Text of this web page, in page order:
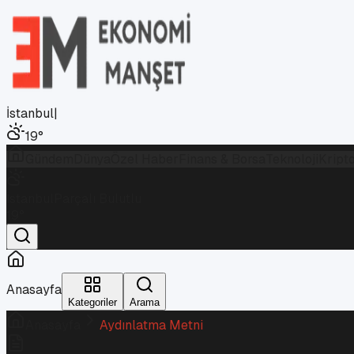
İstanbul|
19°
Anasayfa
Kategoriler Arama
Aydınlatma Metni